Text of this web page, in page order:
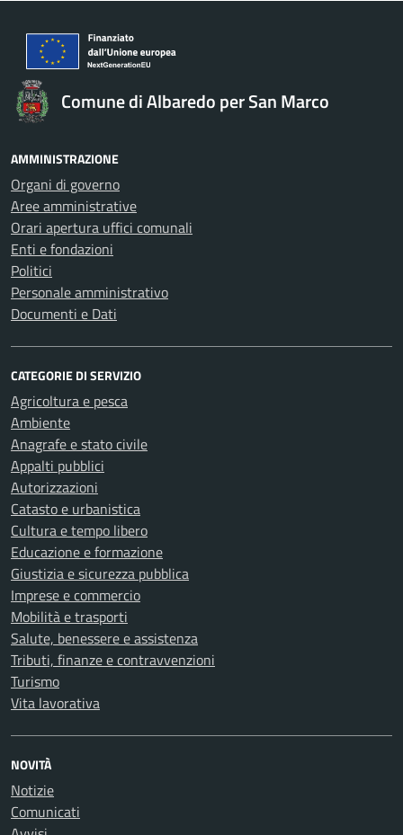
Comune di Albaredo per San Marco
AMMINISTRAZIONE
Organi di governo
Aree amministrative
Orari apertura uffici comunali
Enti e fondazioni
Politici
Personale amministrativo
Documenti e Dati
CATEGORIE DI SERVIZIO
Agricoltura e pesca
Ambiente
Anagrafe e stato civile
Appalti pubblici
Autorizzazioni
Catasto e urbanistica
Cultura e tempo libero
Educazione e formazione
Giustizia e sicurezza pubblica
Imprese e commercio
Mobilità e trasporti
Salute, benessere e assistenza
Tributi, finanze e contravvenzioni
Turismo
Vita lavorativa
NOVITÀ
Notizie
Comunicati